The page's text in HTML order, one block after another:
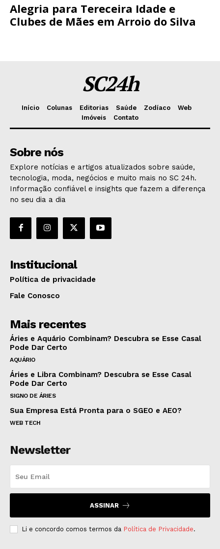
Alegria para Tereceira Idade e
Clubes de Mães em Arroio do Silva
SC24h
Início Colunas Editorias Saúde Zodíaco
Web
Imóveis
Contato
Sobre nós
Explore notícias e artigos atualizados sobre saúde,
tecnologia, moda, negócios e muito mais no SC 24h.
Informação confiável e insights que fazem a diferença
no seu dia a dia
Institucional
Política de privacidade
Fale Conosco
Mais recentes
Áries e Aquário Combinam? Descubra se Esse Casal
Pode Dar Certo
AQUÁRIO
Áries e Libra Combinam? Descubra se Esse Casal
Pode Dar Certo
SIGNO DE ÁRIES
Sua Empresa Está Pronta para o SGEO e AEO?
WEB TECH
Newsletter
ASSINAR
Li e concordo comos termos da Política de Privacidade.